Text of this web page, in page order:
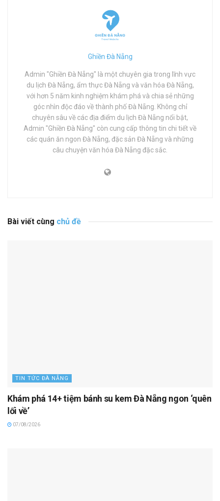
Ghiền Đà Nẵng
Admin "Ghiền Đà Nẵng" là một chuyên gia trong lĩnh vực
du lịch Đà Nẵng, ẩm thực Đà Nẵng và văn hóa Đà Nẵng,
với hơn 5 năm kinh nghiệm khám phá và chia sẻ những
góc nhìn độc đáo về thành phố Đà Nẵng. Không chỉ
chuyên sâu về các địa điểm du lịch Đà Nẵng nổi bật,
Admin "Ghiền Đà Nẵng" còn cung cấp thông tin chi tiết về
các quán ăn ngon Đà Nẵng, đặc sản Đà Nẵng và những
câu chuyện văn hóa Đà Nẵng đặc sắc.
Bài viết cùng chủ đề
TIN TỨC ĐÀ NẴNG
Khám phá 14+ tiệm bánh su kem Đà Nẵng ngon ‘quên
lối về’
07/08/2026